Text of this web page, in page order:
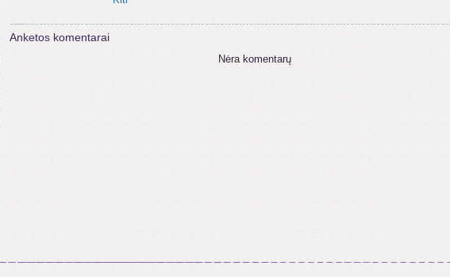
Anketos komentarai
Nėra komentarų